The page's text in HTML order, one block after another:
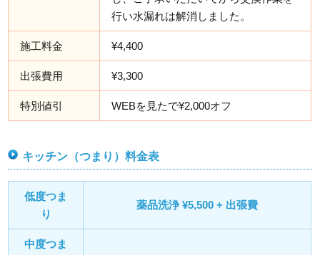
行い水漏れは解消しました。
施工料金 ¥4,400
出張費用 ¥3,300
特別値引 WEBを見たで¥2,000オフ
キッチン（つまり）料金表
低度つま
り
薬品洗浄 ¥5,500 + 出張費
中度つま